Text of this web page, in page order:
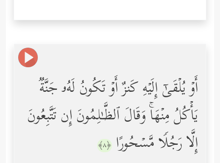
أَوۡ یُلۡقَىٰۤ إِلَیۡهِ كَنزٌ أَوۡ تَكُونُ لَهُۥ جَنَّةࣱ
یَأۡكُلُ مِنۡهَاۚ وَقَالَ ٱلظَّـٰلِمُونَ إِن تَتَّبِعُونَ
إِلَّا رَجُلࣰا مَّسۡحُورًا ﴿٨﴾